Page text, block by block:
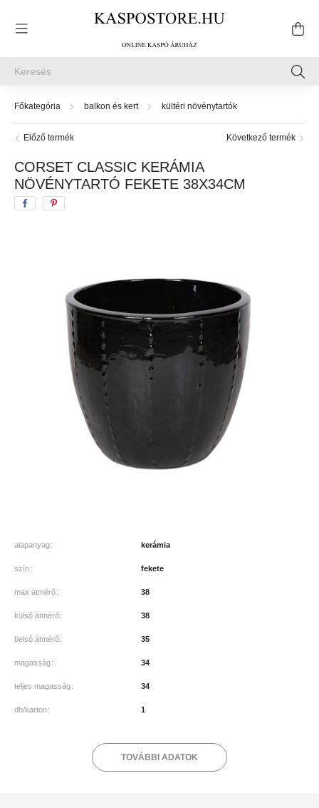
balkon és kert kültéri növénytartók
Előző termék Következő termék
CORSET CLASSIC KERÁMIA
NÖVÉNYTARTÓ FEKETE 38X34CM
alapanyag kerámia
szín fekete
max átmérő 38
külső átmérő 38
belső átmérő 35
magasság 34
teljes magasság 34
db/karton 1
TOVÁBBI ADATOK